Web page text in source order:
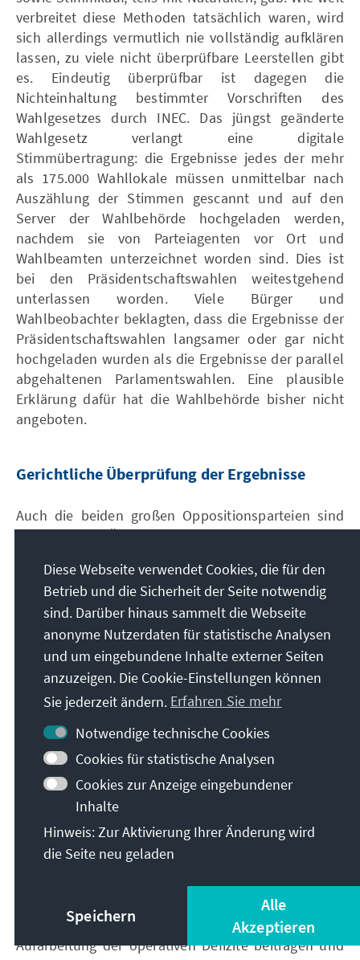
verbreitet diese Methoden tatsächlich waren, wird
sich allerdings vermutlich nie vollständig aufklären
lassen, zu viele nicht überprüfbare Leerstellen gibt
es. Eindeutig überprüfbar ist dagegen die
Nichteinhaltung bestimmter Vorschriften des
Wahlgesetzes durch INEC. Das jüngst geänderte
Wahlgesetz verlangt eine digitale
Stimmübertragung: die Ergebnisse jedes der mehr
als 175.000 Wahllokale müssen unmittelbar nach
Auszählung der Stimmen gescannt und auf den
Server der Wahlbehörde hochgeladen werden,
nachdem sie von Parteiagenten vor Ort und
Wahlbeamten unterzeichnet worden sind. Dies ist
bei den Präsidentschaftswahlen weitestgehend
unterlassen worden. Viele Bürger und
Wahlbeobachter beklagten, dass die Ergebnisse der
Präsidentschaftswahlen langsamer oder gar nicht
hochgeladen wurden als die Ergebnisse der parallel
abgehaltenen Parlamentswahlen. Eine plausible
Erklärung dafür hat die Wahlbehörde bisher nicht
angeboten.
Gerichtliche Überprüfung der Ergebnisse
Auch die beiden großen Oppositionsparteien sind
der festen Überzeugung, die Wahlen seien
Annullierung der Wahlen und machen Verstöße
gegen das Wahlgesetz geltend. Kern der
Manipulationsvorwürfe ist das neu eingeführte
elektronische Wahlsystem BVAS, das eigentlich die
Manipulation von Ergebnissen erschweren und die
Wahlen transparenter machen sollte. Die Opposition
hält zudem geheime Absprachen von INEC
zumindest für nicht ausgeschlossen, um das
Ergebnis zugunsten von Tinubu zu beeinflussen.
Sowohl PDP als auch LP haben deshalb Klagen vor
den neu errichteten election petition tribunals
eingereicht und erhoffen sich damit eine Aufhebung
der Wahlergebnisse und Neuwahlen. Dies scheint
jedoch wenig aussichtsreich, denn in der Geschichte
Nigerias gab es noch keine einzige Annullierung
offiziell verkündeter Wahlergebnisse durch das
oberste Gericht. Die Beweiswürdigung und
Urteilsbegründung des Gerichts könnten aber zur
Aufarbeitung der operativen Defizite beitragen und
Diese Webseite verwendet Cookies, die für den
Betrieb und die Sicherheit der Seite notwendig
sind. Darüber hinaus sammelt die Webseite
anonyme Nutzerdaten für statistische Analysen
und um eingebundene Inhalte externer Seiten
anzuzeigen. Die Cookie-Einstellungen können
Sie jederzeit ändern. Erfahren Sie mehr
Notwendige technische Cookies
Cookies für statistische Analysen
Cookies zur Anzeige eingebundener
Inhalte
Hinweis: Zur Aktivierung Ihrer Änderung wird
die Seite neu geladen
Speichern
Alle
Akzeptieren